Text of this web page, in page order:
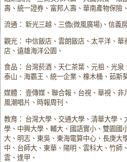
壽、統一證券、富邦人壽、華南產物保險
流通： 新光三越、三僑(微風廣場)、信義
觀光： 中信飯店、雲朗飯店、太平洋、
店、遠雄海洋公園、
食品： 台灣菸酒、天仁茶葉、元祖、光泉
泰山、海霸王、統一企業、橡木桶、茹斯
媒體： 壹傳媒、聯合報、台視、華視、非
風潮唱片、時報周刊、
教育： 台灣大學、交通大學、清華大學
學、中興大學、輔大、國語實小、雙園國
大、明志、東吳、東海電算中心、長庚大
中、台師大、東華、陽明、雲科大、竹師
雲、逢甲、